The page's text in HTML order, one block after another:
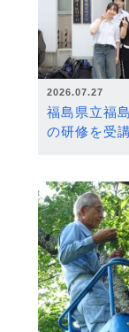
2026.07.27
福島県立福
の研修を受